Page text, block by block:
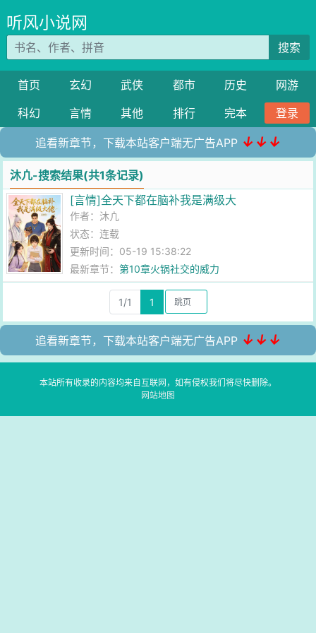
听风小说网
搜索
首页 玄幻 武侠 都市 历史
网游
科幻
言情 其他 排行 完本 登录
追看新章节，下载本站客户端无广告APP ↓↓↓
沐凣-搜索结果(共1条记录)
[言情]全天下都在脑补我是满级大
作者： 沐凣
状态：连载
更新时间：05-19 15:38:22
最新章节：第10章火锅社交的威力
1/1 1
追看新章节，下载本站客户端无广告APP ↓↓↓
本站所有收录的内容均来自互联网，如有侵权我们将尽快删除。
网站地图